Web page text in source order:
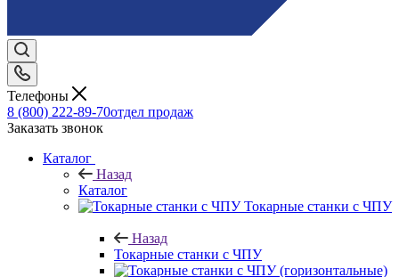
Телефоны
8 (800) 222-89-70отдел продаж
Заказать звонок
Каталог
Назад
Каталог
Токарные станки с ЧПУ
Назад
Токарные станки с ЧПУ